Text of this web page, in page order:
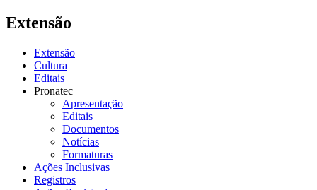
Extensão
Extensão
Cultura
Editais
Pronatec
Apresentação
Editais
Documentos
Notícias
Formaturas
Ações Inclusivas
Registros